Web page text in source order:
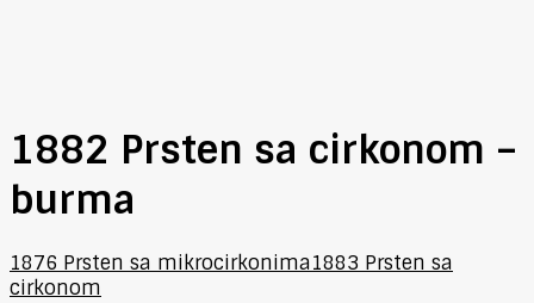
1882 Prsten sa cirkonom –
burma
1876 Prsten sa mikrocirkonima1883 Prsten sa
cirkonom